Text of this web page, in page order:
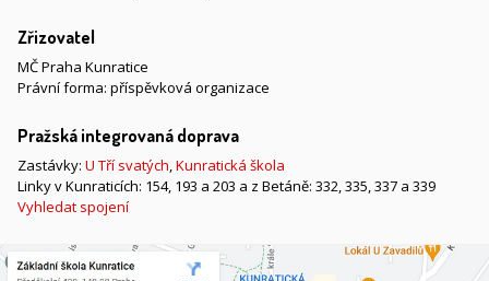
Zřizovatel
MČ Praha Kunratice
Právní forma: příspěvková organizace
Pražská integrovaná doprava
Zastávky: U Tří svatých,Kunratická škola
Linky v Kunraticích: 154, 193 a 203 a z Betáně: 332, 335, 337 a 339
Vyhledat spojení